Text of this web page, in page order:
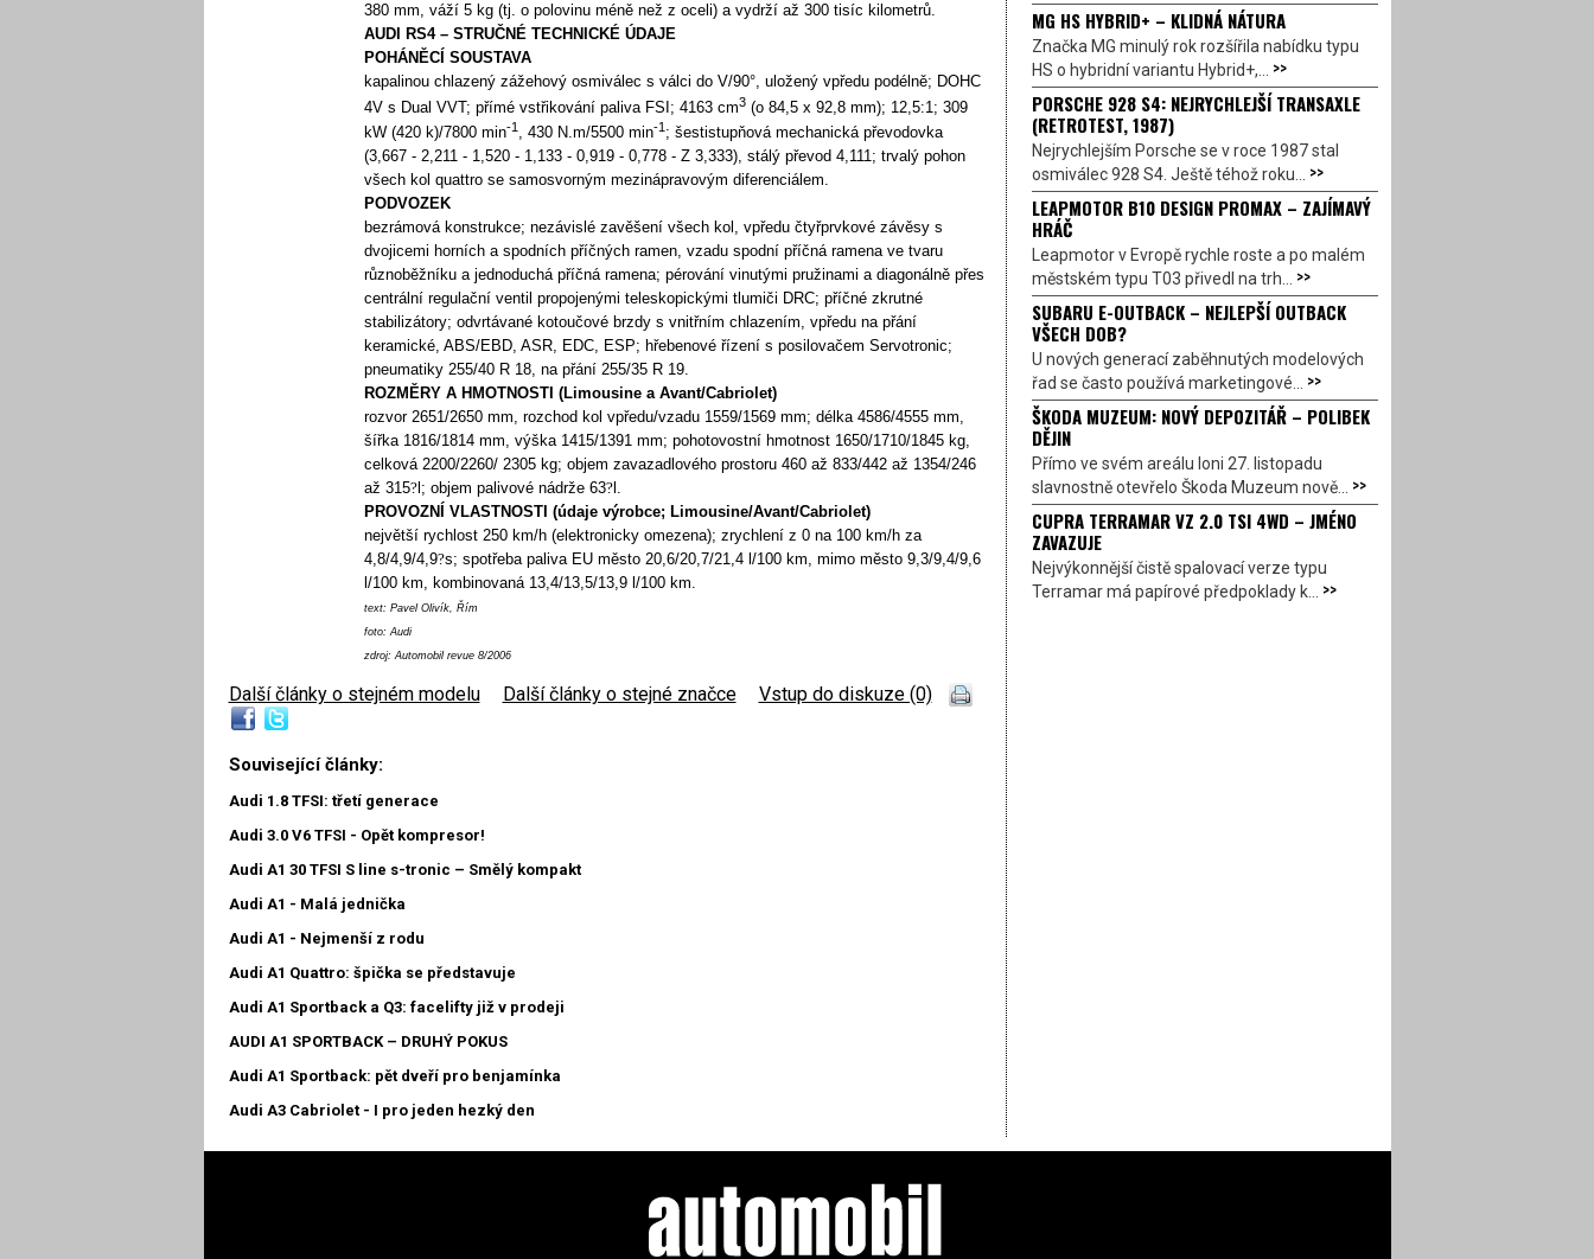
380 mm, váží 5 kg (tj. o polovinu méně než z oceli) a vydrží až 300 tisíc kilometrů.
AUDI RS4 – STRUČNÉ TECHNICKÉ ÚDAJE
POHÁNĚCÍ SOUSTAVA
kapalinou chlazený zážehový osmiválec s válci do V/90°, uložený vpředu podélně; DOHC
4V s Dual VVT; přímé vstřikování paliva FSI; 4163 cm3(o 84,5 x 92,8 mm); 12,5:1; 309
kW (420 k)/7800 min-1, 430 N.m/5500 min-1; šestistupňová mechanická převodovka
(3,667 - 2,211 - 1,520 - 1,133 - 0,919 - 0,778 - Z 3,333), stálý převod 4,111; trvalý pohon
všech kol quattro se samosvorným mezinápravovým diferenciálem.
PODVOZEK
bezrámová konstrukce; nezávislé zavěšení všech kol, vpředu čtyřprvkové závěsy s
dvojicemi horních a spodních příčných ramen, vzadu spodní příčná ramena ve tvaru
různoběžníku a jednoduchá příčná ramena; pérování vinutými pružinami a diagonálně přes
centrální regulační ventil propojenými teleskopickými tlumiči DRC; příčné zkrutné
stabilizátory; odvrtávané kotoučové brzdy s vnitřním chlazením, vpředu na přání
keramické, ABS/EBD, ASR, EDC, ESP; hřebenové řízení s posilovačem Servotronic;
pneumatiky 255/40 R 18, na přání 255/35 R 19.
ROZMĚRY A HMOTNOSTI (Limousine a Avant/Cabriolet)
rozvor 2651/2650 mm, rozchod kol vpředu/vzadu 1559/1569 mm; délka 4586/4555 mm,
šířka 1816/1814 mm, výška 1415/1391 mm; pohotovostní hmotnost 1650/1710/1845 kg,
celková 2200/2260/ 2305 kg; objem zavazadlového prostoru 460 až 833/442 až 1354/246
až 315?l; objem palivové nádrže 63?l.
PROVOZNÍ VLASTNOSTI (údaje výrobce; Limousine/Avant/Cabriolet)
největší rychlost 250 km/h (elektronicky omezena); zrychlení z 0 na 100 km/h za
4,8/4,9/4,9?s; spotřeba paliva EU město 20,6/20,7/21,4 l/100 km, mimo město 9,3/9,4/9,6
l/100 km, kombinovaná 13,4/13,5/13,9 l/100 km.
text: Pavel Olivík, Řím
foto: Audi
zdroj: Automobil revue 8/2006
Další články o stejném modelu Další články o stejné značce Vstup do diskuze (0)
Související články:
Audi 1.8 TFSI: třetí generace
Audi 3.0 V6 TFSI - Opět kompresor!
Audi A1 30 TFSI S line s-tronic – Smělý kompakt
Audi A1 - Malá jednička
Audi A1 - Nejmenší z rodu
Audi A1 Quattro: špička se představuje
Audi A1 Sportback a Q3: facelifty již v prodeji
AUDI A1 SPORTBACK – DRUHÝ POKUS
Audi A1 Sportback: pět dveří pro benjamínka
Audi A3 Cabriolet - I pro jeden hezký den
MG HS HYBRID+ – KLIDNÁ NÁTURA
Značka MG minulý rok rozšířila nabídku typu
HS o hybridní variantu Hybrid+,... >>
PORSCHE 928 S4: NEJRYCHLEJŠÍ TRANSAXLE
(RETROTEST, 1987)
Nejrychlejším Porsche se v roce 1987 stal
osmiválec 928 S4. Ještě téhož roku... >>
LEAPMOTOR B10 DESIGN PROMAX – ZAJÍMAVÝ
HRÁČ
Leapmotor v Evropě rychle roste a po malém
městském typu T03 přivedl na trh... >>
SUBARU E-OUTBACK – NEJLEPŠÍ OUTBACK
VŠECH DOB?
U nových generací zaběhnutých modelových
řad se často používá marketingové... >>
ŠKODA MUZEUM: NOVÝ DEPOZITÁŘ – POLIBEK
DĚJIN
Přímo ve svém areálu loni 27. listopadu
slavnostně otevřelo Škoda Muzeum nově... >>
CUPRA TERRAMAR VZ 2.0 TSI 4WD – JMÉNO
ZAVAZUJE
Nejvýkonnější čistě spalovací verze typu
Terramar má papírové předpoklady k... >>